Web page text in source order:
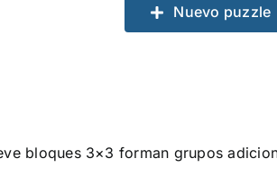
Nuevo puzzle
bloques 3×3 forman grupos